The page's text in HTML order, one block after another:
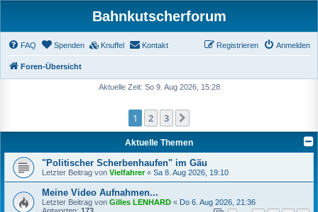
Bahnkutscherforum
FAQ Spenden Knuffel Kontakt Anmelden
Registrieren
Foren-Übersicht
Aktuelle Zeit: So 9. Aug 2026, 15:28
1 2 3
Aktuelle Themen
"Politischer Scherbenhaufen" im Gäu
Letzter Beitrag von Vielfahrer« Sa 8. Aug 2026, 19:10
Meine Video Aufnahmen...
Letzter Beitrag von Gilles LENHARD « Do 6. Aug 2026, 21:36
Antworten: 173